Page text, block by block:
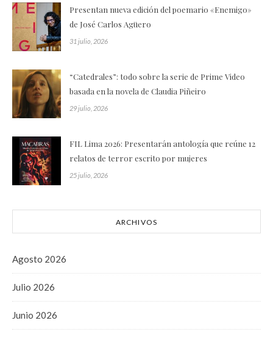
Presentan nueva edición del poemario «Enemigo»
de José Carlos Agüero
31 julio, 2026
“Catedrales”: todo sobre la serie de Prime Video
basada en la novela de Claudia Piñeiro
29 julio, 2026
FIL Lima 2026: Presentarán antología que reúne 12
relatos de terror escrito por mujeres
25 julio, 2026
ARCHIVOS
Agosto 2026
Julio 2026
Junio 2026